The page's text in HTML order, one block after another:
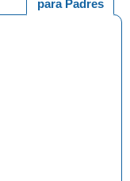
para Padres